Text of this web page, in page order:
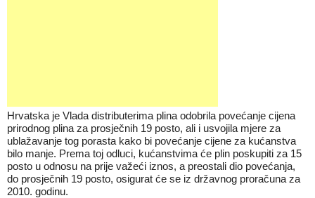
Hrvatska je Vlada distributerima plina odobrila povećanje cijena
prirodnog plina za prosječnih 19 posto, ali i usvojila mjere za
ublažavanje tog porasta kako bi povećanje cijene za kućanstva
bilo manje. Prema toj odluci, kućanstvima će plin poskupiti za 15
posto u odnosu na prije važeći iznos, a preostali dio povećanja,
do prosječnih 19 posto, osigurat će se iz državnog proračuna za
2010. godinu.